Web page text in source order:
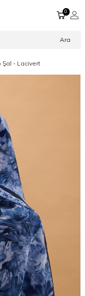
Ara
0
Şal - Lacivert